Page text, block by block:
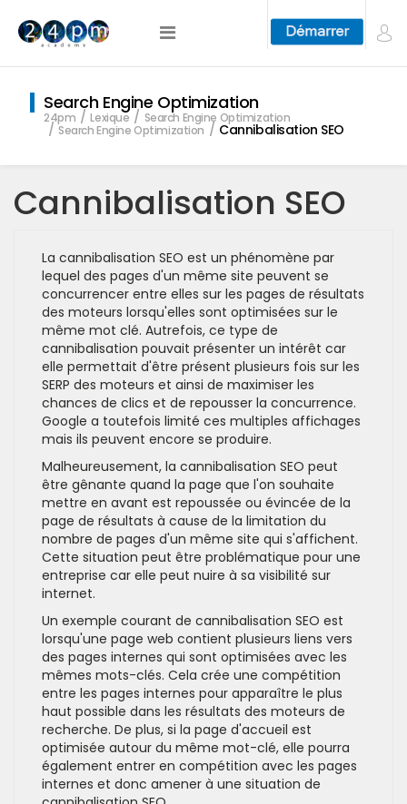
Search Engine Optimization
24pm Lexique
Search Engine Optimization
Search Engine Optimization
Cannibalisation SEO
Cannibalisation SEO
La cannibalisation SEO est un phénomène par
lequel des pages d'un même site peuvent se
concurrencer entre elles sur les pages de résultats
des moteurs lorsqu'elles sont optimisées sur le
même mot clé. Autrefois, ce type de
cannibalisation pouvait présenter un intérêt car
elle permettait d'être présent plusieurs fois sur les
SERP des moteurs et ainsi de maximiser les
chances de clics et de repousser la concurrence.
Google a toutefois limité ces multiples affichages
mais ils peuvent encore se produire.
Malheureusement, la cannibalisation SEO peut
être gênante quand la page que l'on souhaite
mettre en avant est repoussée ou évincée de la
page de résultats à cause de la limitation du
nombre de pages d'un même site qui s'affichent.
Cette situation peut être problématique pour une
entreprise car elle peut nuire à sa visibilité sur
internet.
Un exemple courant de cannibalisation SEO est
lorsqu'une page web contient plusieurs liens vers
des pages internes qui sont optimisées avec les
mêmes mots-clés. Cela crée une compétition
entre les pages internes pour apparaître le plus
haut possible dans les résultats des moteurs de
recherche. De plus, si la page d'accueil est
optimisée autour du même mot-clé, elle pourra
également entrer en compétition avec les pages
internes et donc amener à une situation de